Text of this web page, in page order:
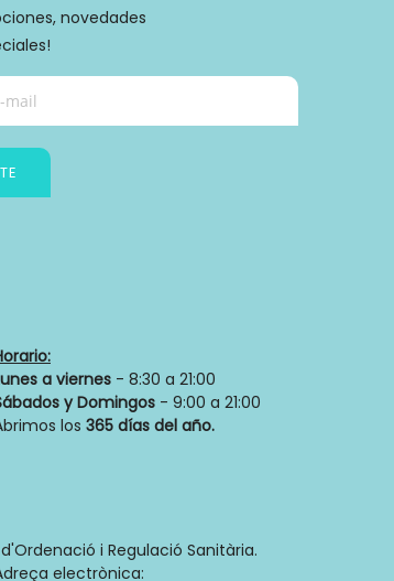
novedades
de privacidad
a viernes - 8:30 a 21:00
y Domingos - 9:00 a 21:00
los 365 días del año.
i Regulació Sanitària.
electrònica: